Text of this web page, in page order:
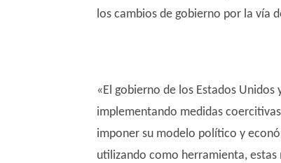
los cambios de gobierno por la vía
«El gobierno de los Estados
implementando medidas
imponer su modelo político y
utilizando como herramienta,